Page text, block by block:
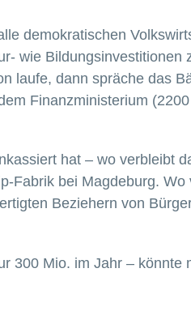
demokratischen
wie Bildungsinvestitionen
laufe, dann spräche das
Finanzministerium
hat – wo verbleibt
Fabrik bei Magdeburg. Wo
Beziehern von
300 Mio. im Jahr – könnte